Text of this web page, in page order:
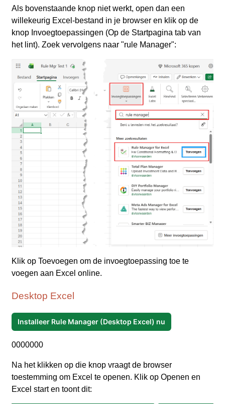
Als bovenstaande knop niet werkt, open dan een
willekeurig Excel‑bestand in je browser en klik op de
knop Invoegtoepassingen (Op de Startpagina tab van
het lint). Zoek vervolgens naar "rule Manager":
Klik op Toevoegen om de invoegtoepassing toe te
voegen aan Excel online.
Desktop Excel
Installeer Rule Manager (Desktop Excel) nu
0000000
Na het klikken op die knop vraagt de browser
toestemming om Excel te openen. Klik op Openen en
Excel start en toont dit: